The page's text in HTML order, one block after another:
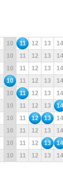
10 11 12 13 14
10 11 12 13 14
10 11 12 13 14
10 11 12 13 14
10 11 12 13 14
10 11 12 13 14
10 11 12 13 14
10 11 12 13 14
10 11 12 13 14
10 11 12 13 14